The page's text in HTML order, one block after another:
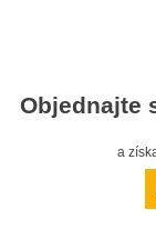
Objednajte
a